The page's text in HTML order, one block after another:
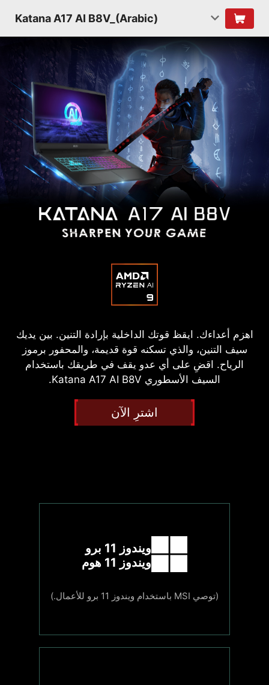
Katana A17 AI B8V_(Arabic)
اهزم أعداءك. ايقظ قوتك الداخلية بإرادة التنين. بين يديك
سيف التنين، والذي تسكنه قوة قديمة، والمحفور برموز
الرياح. اقضِ على أي عدو يقف في طريقك باستخدام
السيف الأسطوري Katana A17 AI B8V.
اشترِ الآن
ويندوز 11 برو
ويندوز 11 هوم
(توصي MSI باستخدام ويندوز 11 برو للأعمال.)